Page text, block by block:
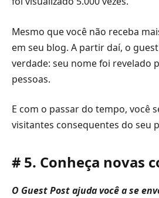
Mesmo que você não receba
em seu blog. A partir daí, o
verdade: seu nome foi revelado
pessoas.
E com o passar do tempo, você
visitantes consequentes do seu
# 5. Conheça novas
O Guest Post ajuda você a se